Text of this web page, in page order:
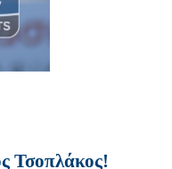
Τσοπλάκος!